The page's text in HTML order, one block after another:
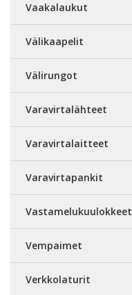
Vaakalaukut
Välikaapelit
Välirungot
Varavirtalähteet
Varavirtalaitteet
Varavirtapankit
Vastamelukuulokkeet
Vempaimet
Verkkolaturit